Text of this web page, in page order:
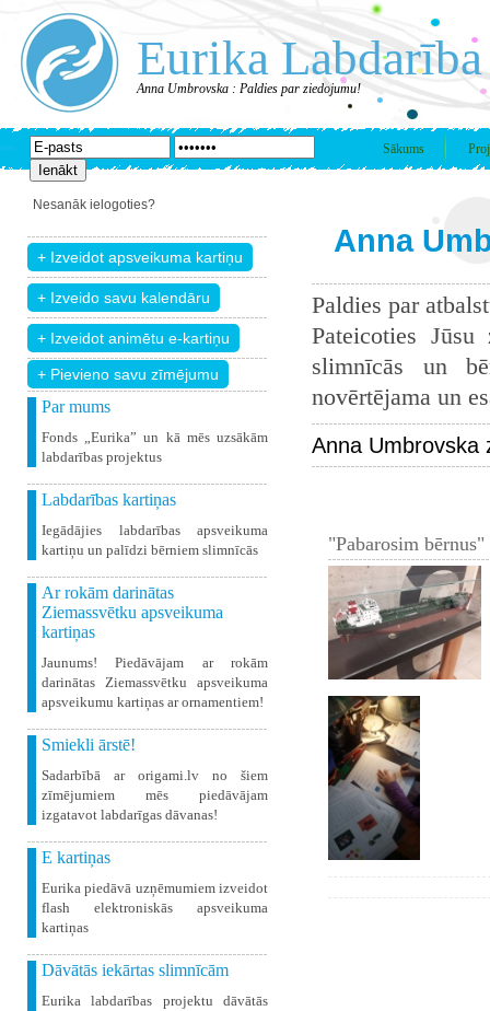
Eurika Labdarība
Anna Umbrovska : Paldies par ziedojumu!
Sākums
Nesanāk ielogoties?
+ Pievieno savu zīmējumu
Par mums
Fonds „Eurika” un kā mēs uzsākām
labdarības projektus
Labdarības kartiņas
Iegādājies labdarības apsveikuma
kartiņu un palīdzi bērniem slimnīcās
Ar rokām darinātas
Ziemassvētku apsveikuma
kartiņas
Jaunums! Piedāvājam ar rokām
darinātas Ziemassvētku apsveikuma
apsveikumu kartiņas ar ornamentiem!
Smiekli ārstē!
Sadarbībā ar origami.lv no šiem
zīmējumiem mēs piedāvājam
izgatavot labdarīgas dāvanas!
E kartiņas
Eurika piedāvā uzņēmumiem izveidot
flash elektroniskās apsveikuma
kartiņas
Dāvātās iekārtas slimnīcām
Eurika labdarības projektu dāvātās
Anna
Paldies par
Pateicoties
slimnīcās un
novērtējama un
Anna Umbrovska
"Pabarosim